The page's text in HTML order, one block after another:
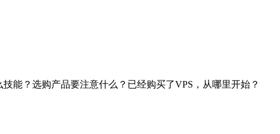
能？选购产品要注意什么？已经购买了VPS，从哪里开始？